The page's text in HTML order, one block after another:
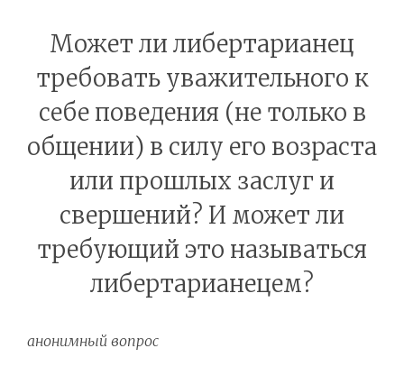
Может ли либертарианец
требовать уважительного к
себе поведения (не только в
общении) в силу его возраста
или прошлых заслуг и
свершений? И может ли
требующий это называться
либертарианецем?
анонимный вопрос